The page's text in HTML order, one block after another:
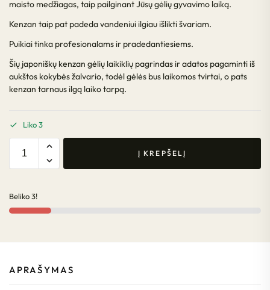
maisto medžiagas, taip pailginant Jūsų gėlių gyvavimo laiką.
Kenzan taip pat padeda vandeniui ilgiau išlikti švariam.
Puikiai tinka profesionalams ir pradedantiesiems.
Šių japoniškų kenzan gėlių laikiklių pagrindas ir adatos pagaminti iš
aukštos kokybės žalvario, todėl gėlės bus laikomos tvirtai, o pats
kenzan tarnaus ilgą laiko tarpą.
Liko 3
Į KREPŠELĮ
Beliko 3!
APRAŠYMAS